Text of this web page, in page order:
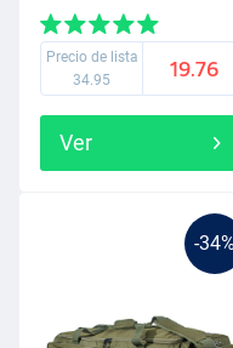
Precio de lista
34.95
19.76
Ver
-34%